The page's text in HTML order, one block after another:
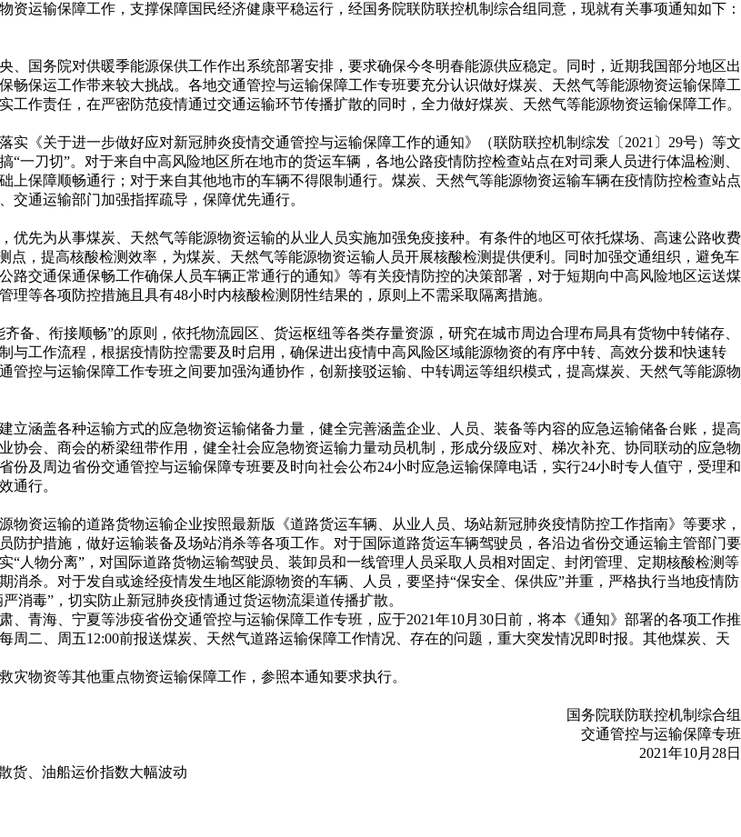
输保障工作，支撑保障国民经济健康平稳运行，经国务院联防联控机制综合组同意，现就有关事项通知如下：
国务院对供暖季能源保供工作作出系统部署安排，要求确保今冬明春能源供应稳定。同时，近期我国部分地区出
保运工作带来较大挑战。各地交通管控与运输保障工作专班要充分认识做好煤炭、天然气等能源物资运输保障工
作责任，在严密防范疫情通过交通运输环节传播扩散的同时，全力做好煤炭、天然气等能源物资运输保障工作。
关于进一步做好应对新冠肺炎疫情交通管控与运输保障工作的通知》（联防联控机制综发〔2021〕29号）等文
一刀切”。对于来自中高风险地区所在地市的货运车辆，各地公路疫情防控检查站点在对司乘人员进行体温检测、
保障顺畅通行；对于来自其他地市的车辆不得限制通行。煤炭、天然气等能源物资运输车辆在疫情防控检查站点
通运输部门加强指挥疏导，保障优先通行。
先为从事煤炭、天然气等能源物资运输的从业人员实施加强免疫接种。有条件的地区可依托煤场、高速公路收费
，提高核酸检测效率，为煤炭、天然气等能源物资运输人员开展核酸检测提供便利。同时加强交通组织，避免车
交通保通保畅工作确保人员车辆正常通行的通知》等有关疫情防控的决策部署，对于短期向中高风险地区运送煤
等各项防控措施且具有48小时内核酸检测阴性结果的，原则上不需采取隔离措施。
、衔接顺畅”的原则，依托物流园区、货运枢纽等各类存量资源，研究在城市周边合理布局具有货物中转储存、
工作流程，根据疫情防控需要及时启用，确保进出疫情中高风险区域能源物资的有序中转、高效分拨和快速转
控与运输保障工作专班之间要加强沟通协作，创新接驳运输、中转调运等组织模式，提高煤炭、天然气等能源物
涵盖各种运输方式的应急物资运输储备力量，健全完善涵盖企业、人员、装备等内容的应急运输储备台账，提高
会、商会的桥梁纽带作用，健全社会应急物资运输力量动员机制，形成分级应对、梯次补充、协同联动的应急物
及周边省份交通管控与运输保障专班要及时向社会公布24小时应急运输保障电话，实行24小时专人值守，受理和
通行。
运输的道路货物运输企业按照最新版《道路货运车辆、从业人员、场站新冠肺炎疫情防控工作指南》等要求，
护措施，做好运输装备及场站消杀等各项工作。对于国际道路货运车辆驾驶员，各沿边省份交通运输主管部门要
人物分离”，对国际道路货物运输驾驶员、装卸员和一线管理人员采取人员相对固定、封闭管理、定期核酸检测等
杀。对于发自或途经疫情发生地区能源物资的车辆、人员，要坚持“保安全、保供应”并重，严格执行当地疫情防
消毒”，切实防止新冠肺炎疫情通过货运物流渠道传播扩散。
海、宁夏等涉疫省份交通管控与运输保障工作专班，应于2021年10月30日前，将本《通知》部署的各项工作推
二、周五12:00前报送煤炭、天然气道路运输保障工作情况、存在的问题，重大突发情况即时报。其他煤炭、天
物资等其他重点物资运输保障工作，参照本通知要求执行。
国务院联防联控机制综合组
交通管控与运输保障专班
2021年10月28日
货、油船运价指数大幅波动